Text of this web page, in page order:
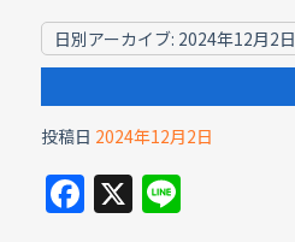
日別アーカイブ: 2024年12月2日
投稿日 2024年12月2日
F X Li